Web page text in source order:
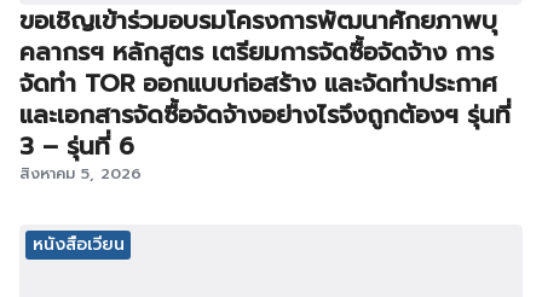
ขอเชิญเข้าร่วมอบรมโครงการพัฒนาศักยภาพบุ
คลากรฯ หลักสูตร เตรียมการจัดซื้อจัดจ้าง การ
จัดทำ TOR ออกแบบก่อสร้าง และจัดทำประกาศ
และเอกสารจัดซื้อจัดจ้างอย่างไรจึงถูกต้องฯ รุ่นที่
3 – รุ่นที่ 6
สิงหาคม 5, 2026
หนังสือเวียน